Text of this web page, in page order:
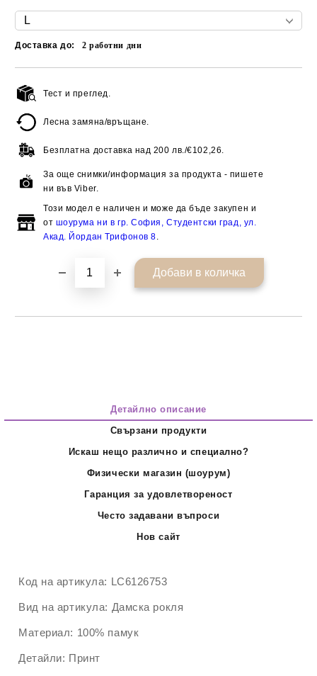
Доставка до: 2работни дни
Тест и преглед.
Лесна замяна/връщане.
Безплатна доставка над 200 лв./€102,26.
За още снимки/информация за продукта - пишете
ни във Viber.
Този модел е наличен и може да бъде закупен и
от шоурума ни в гр. София, Студентски град, ул.
Акад. Йордан Трифонов 8
Детайлно описание
Свързани продукти
Искаш нещо различно и специално?
Физически магазин (шоурум)
Гаранция за удовлетвореност
Често задавани въпроси
Нов сайт
Код на артикула: LC6126753
Вид на артикула: Дамска рокля
Материал: 100% памук
Детайли: Принт